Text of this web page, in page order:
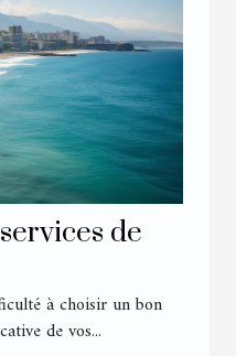
de
à choisir un bon
de vos...